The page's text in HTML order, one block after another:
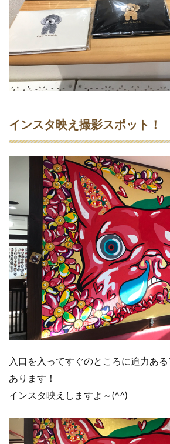
インスタ映え撮影スポット！
入口を入ってすぐのところに迫力あ
あります！
インスタ映えしますよ～(^^)